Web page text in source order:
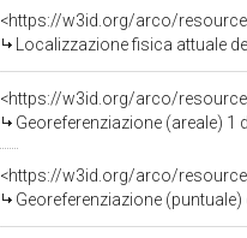
<https://w3id.org/arco/
Localizzazione fisica attuale
<https://w3id.org/arco/
Georeferenziazione (areale) 1
<https://w3id.org/arco/
Georeferenziazione